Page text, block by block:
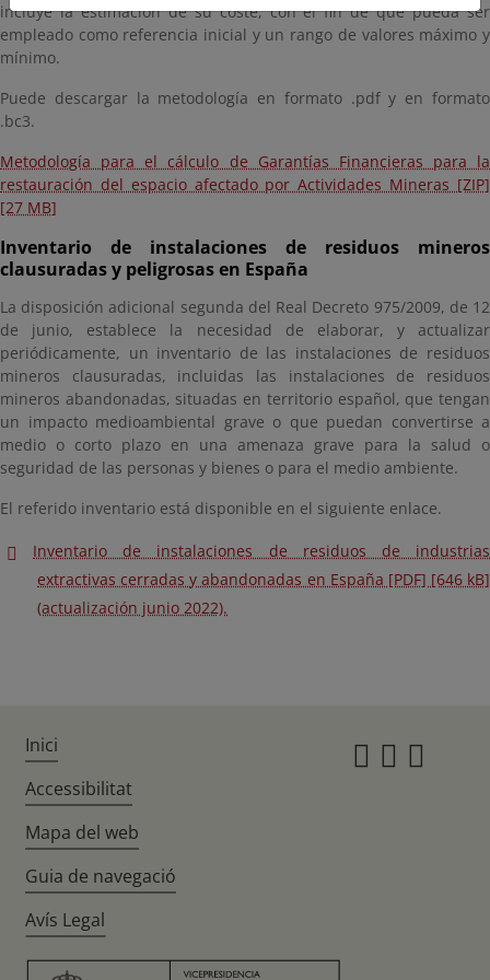
incluye la estimación de su coste, con el fin de que pueda ser
empleado como referencia inicial y un rango de valores máximo y
mínimo.
Puede descargar la metodología en formato .pdf y en formato
.bc3.
Metodología para el cálculo de Garantías Financieras para la
restauración del espacio afectado por Actividades Mineras [ZIP]
[27 MB]
Inventario de instalaciones de residuos mineros
clausuradas y peligrosas en España
La disposición adicional segunda del Real Decreto 975/2009, de 12
de junio, establece la necesidad de elaborar, y actualizar
periódicamente, un inventario de las instalaciones de residuos
mineros clausuradas, incluidas las instalaciones de residuos
mineros abandonadas, situadas en territorio español, que tengan
un impacto medioambiental grave o que puedan convertirse a
medio o corto plazo en una amenaza grave para la salud o
seguridad de las personas y bienes o para el medio ambiente.
El referido inventario está disponible en el siguiente enlace.
Inventario de instalaciones de residuos de industrias
extractivas cerradas y abandonadas en España [PDF] [646 kB]
(actualización junio 2022).
Inici
Accessibilitat
Mapa del web
Guia de navegació
Avís Legal